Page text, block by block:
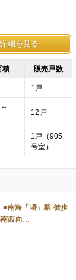
詳細を見る
積 販売戸数
1戸
～
12戸
1戸（905
号室）
■南海「堺」駅 徒歩
南西向…